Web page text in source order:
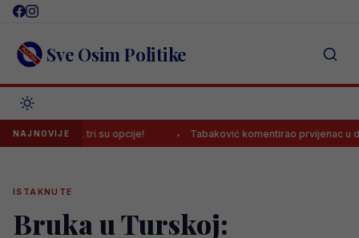
Skip
content Sve Osim Politike
NAJNOVIJEtri su opcije! Tabaković komentirao prvijenac u dresu
ISTAKNUTE
Bruka u Turskoj: